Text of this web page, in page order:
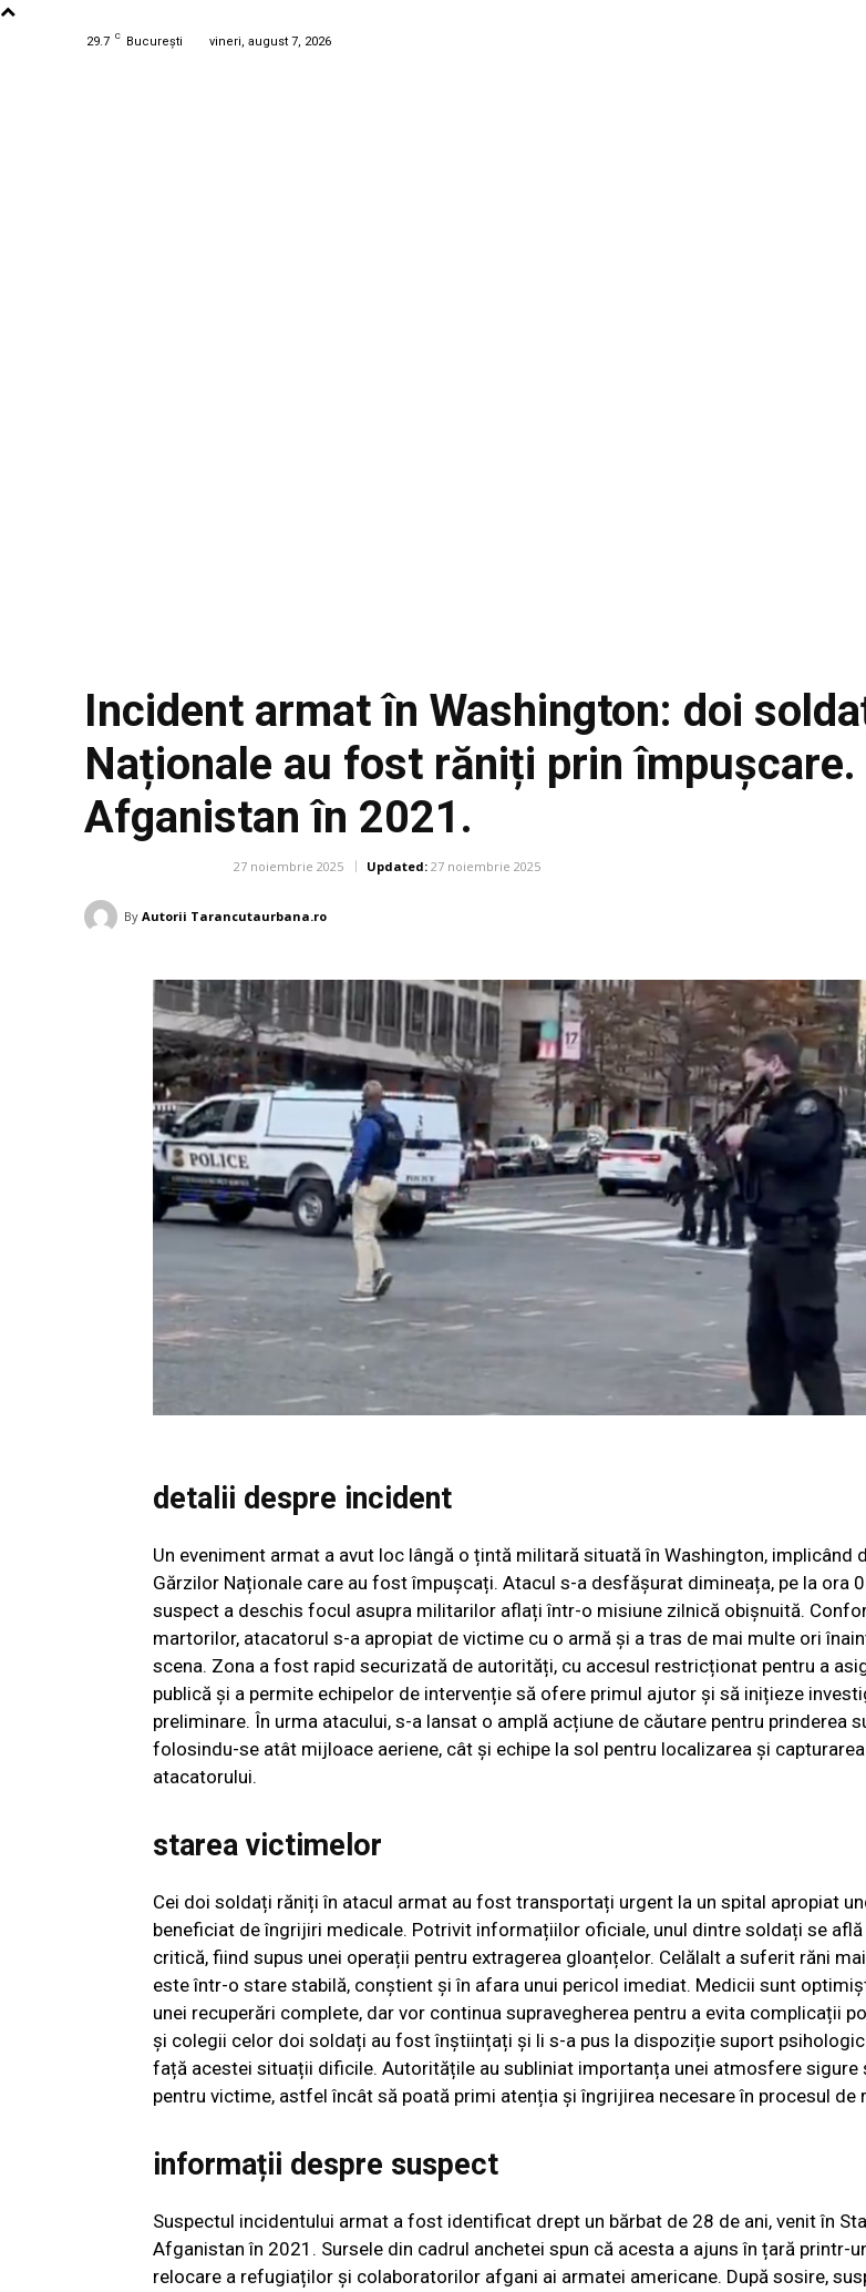
29.7 C București vineri, august 7, 2026
Incident armat în Washington: doi
Naționale au fost răniți prin
Afganistan în 2021.
27 noiembrie 2025 Updated: 27 noiembrie 2025
By Autorii Tarancutaurbana.ro
detalii despre incident
Un eveniment armat a avut loc lângă o țintă militară situată în Washington, implicând
Gărzilor Naționale care au fost împușcați. Atacul s-a desfășurat dimineața, pe la ora
suspect a deschis focul asupra militarilor aflați într-o misiune zilnică obișnuită.
martorilor, atacatorul s-a apropiat de victime cu o armă și a tras de mai multe ori
scena. Zona a fost rapid securizată de autorități, cu accesul restricționat pentru a
publică și a permite echipelor de intervenție să ofere primul ajutor și să inițieze
preliminare. În urma atacului, s-a lansat o amplă acțiune de căutare pentru prinderea
folosindu-se atât mijloace aeriene, cât și echipe la sol pentru localizarea și
atacatorului.
starea victimelor
Cei doi soldați răniți în atacul armat au fost transportați urgent la un spital apropiat
beneficiat de îngrijiri medicale. Potrivit informațiilor oficiale, unul dintre soldați se
critică, fiind supus unei operații pentru extragerea gloanțelor. Celălalt a suferit răni
este într-o stare stabilă, conștient și în afara unui pericol imediat. Medicii sunt
unei recuperări complete, dar vor continua supravegherea pentru a evita complicații
și colegii celor doi soldați au fost înștiințați și li s-a pus la dispoziție suport
față acestei situații dificile. Autoritățile au subliniat importanța unei atmosfere sigure
pentru victime, astfel încât să poată primi atenția și îngrijirea necesare în procesul de
informații despre suspect
Suspectul incidentului armat a fost identificat drept un bărbat de 28 de ani, venit în
Afganistan în 2021. Sursele din cadrul anchetei spun că acesta a ajuns în țară printr-
relocare a refugiaților și colaboratorilor afgani ai armatei americane. După sosire,